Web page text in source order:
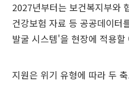
2027년부터는 보건복지부와
건강보험 자료 등 공공데이터
발굴 시스템'을 현장에 적용할
지원은 위기 유형에 따라 두